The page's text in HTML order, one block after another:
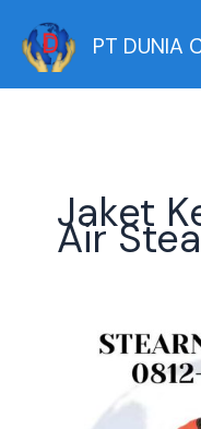
content
PT DUNIA
Jaket
Air